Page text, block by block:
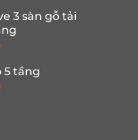
là:
4.300.000 ₫.
tại
3 sàn gỗ tải
5 tầng